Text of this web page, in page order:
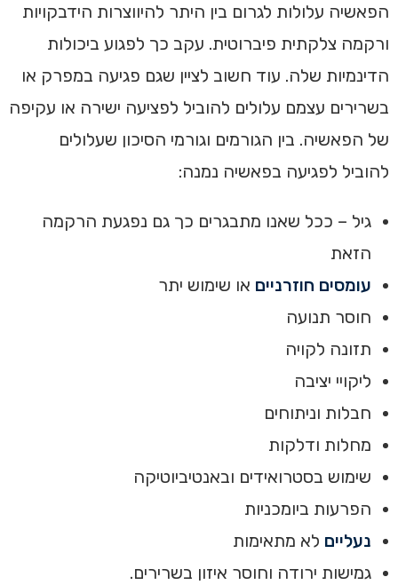
הפאשיה עלולות לגרום בין היתר להיווצרות הידבקויות
ורקמה צלקתית פיברוטית. עקב כך לפגוע ביכולות
הדינמיות שלה. עוד חשוב לציין שגם פגיעה במפרק או
בשרירים עצמם עלולים להוביל לפציעה ישירה או עקיפה
של הפאשיה. בין הגורמים וגורמי הסיכון שעלולים
להוביל לפגיעה בפאשיה נמנה:
גיל – ככל שאנו מתבגרים כך גם נפגעת הרקמה
הזאת
עומסים חוזרניים או שימוש יתר
חוסר תנועה
תזונה לקויה
ליקויי יציבה
חבלות וניתוחים
מחלות ודלקות
שימוש בסטרואידים ובאנטיביוטיקה
הפרעות ביומכניות
נעליים לא מתאימות
גמישות ירודה וחוסר איזון בשרירים.